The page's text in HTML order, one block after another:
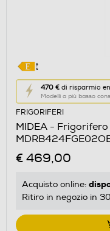
470 € di risparmio
Modelli a più basso
Questa
azione
aprirà
il
Calcolatore
di
energetico
di
Youreko.
FRIGORIFERI
MIDEA -
€ 469,00
Acquisto online:
Ritiro in negozio in